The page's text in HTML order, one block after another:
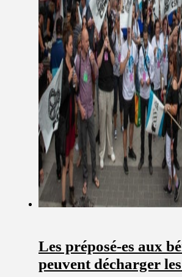
Les préposé-es aux
peuvent décharger